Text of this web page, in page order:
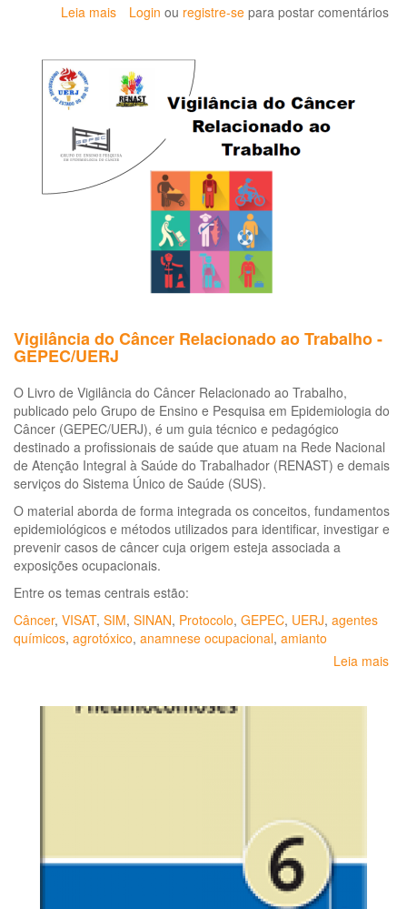
Leia mais sobre
lei
goiana
que
amianto
para
exportação
Login ou registre-se para postar comentários
Vigilância do Câncer Relacionado ao Trabalho -
GEPEC/UERJ
O Livro de Vigilância do Câncer Relacionado ao Trabalho,
publicado pelo Grupo de Ensino e Pesquisa em Epidemiologia do
Câncer (GEPEC/UERJ), é um guia técnico e pedagógico
destinado a profissionais de saúde que atuam na Rede Nacional
de Atenção Integral à Saúde do Trabalhador (RENAST) e demais
serviços do Sistema Único de Saúde (SUS).
O material aborda de forma integrada os conceitos, fundamentos
epidemiológicos e métodos utilizados para identificar, investigar e
prevenir casos de câncer cuja origem esteja associada a
exposições ocupacionais.
Entre os temas centrais estão:
Câncer, VISAT, SIM, SINAN, Protocolo, GEPEC, UERJ, agentes
químicos, agrotóxico, anamnese ocupacional, amianto
Leia mais